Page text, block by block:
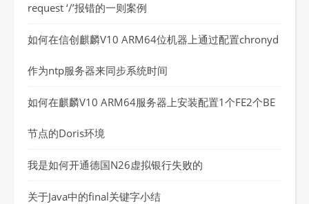
request ‘/’报错的一则案例
如何在信创麒麟V10 ARM64位机器上通过配置chronyd
作为ntp服务器来同步系统时间
如何在麒麟V10 ARM64服务器上安装配置1个FE2个BE
节点的Doris环境
我是如何开通德国N26虚拟银行失败的
关于Java中的final关键字小结